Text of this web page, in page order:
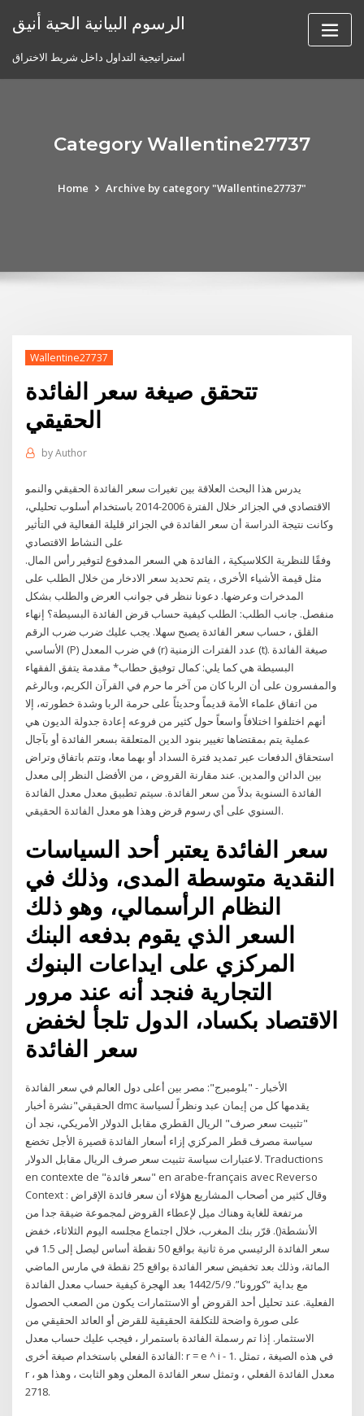
الرسوم البيانية الحية أنيق
استراتيجية التداول داخل شريط الاختراق
Category Wallentine27737
Home Archive by category "Wallentine27737"
Wallentine27737
تتحقق صيغة سعر الفائدة
الحقيقي
byAuthor
يدرس هذا البحث العلاقة بين تغيرات سعر الفائدة الحقيقي والنمو
الاقتصادي في الجزائر خلال الفترة 2006-2014 باستخدام أسلوب تحليلي،
وكانت نتيجة الدراسة أن سعر الفائدة في الجزائر قليلة الفعالية في التأثير
على النشاط الاقتصادي
وفقًا للنظرية الكلاسيكية ، الفائدة هي السعر المدفوع لتوفير رأس المال.
مثل قيمة الأشياء الأخرى ، يتم تحديد سعر الادخار من خلال الطلب على
المدخرات وعرضها. دعونا ننظر في جوانب العرض والطلب بشكل
منفصل. جانب الطلب: الطلب كيفية حساب قرض الفائدة البسيطة؟ إنهاء
القلق ، حساب سعر الفائدة يصبح سهلا. يجب عليك ضرب ضرب الرقم
الأساسي (P) في ضرب المعدل (r) عدد الفترات الزمنية (t). صيغة الفائدة
البسيطة هي كما يلي: كمال توفيق حطاب* مقدمة يتفق الفقهاء
والمفسرون على أن الربا كان من آخر ما حرم في القرآن الكريم، وبالرغم
من اتفاق علماء الأمة قديماً وحديثاً على حرمة الربا وشدة خطورته، إلا
أنهم اختلفوا اختلافاً واسعاً حول كثير من فروعه إعادة جدولة الديون هي
عملية يتم بمقتضاها تغيير بنود الدين المتعلقة بسعر الفائدة أو بآجال
استحقاق الدفعات عبر تمديد فترة السداد أو بهما معا، وتتم باتفاق وتراض
بين الدائن والمدين. عند مقارنة القروض ، من الأفضل النظر إلى معدل
الفائدة السنوية بدلاً من سعر الفائدة. سيتم تطبيق معدل معدل الفائدة
السنوي على أي رسوم قرض وهذا هو معدل الفائدة الحقيقي.
سعر الفائدة يعتبر أحد السياسات
النقدية متوسطة المدى، وذلك في
النظام الرأسمالي، وهو ذلك
السعر الذي يقوم بدفعه البنك
المركزي على ايداعات البنوك
التجارية فنجد أنه عند مرور
الاقتصاد بكساد، الدول تلجأ لخفض
سعر الفائدة
الأخبار - "بلومبرج": مصر بين أعلى دول العالم في سعر الفائدة
الحقيقي"نشرة أخبار dmc يقدمها كل من إيمان عبد ونظراً لسياسة
"تثبيت سعر صرف" الريال القطري مقابل الدولار الأمريكي، نجد أن
سياسة مصرف قطر المركزي إزاء أسعار الفائدة قصيرة الأجل تخضع
لاعتبارات سياسة تثبيت سعر صرف الريال مقابل الدولار. Traductions
en contexte de "سعر فائدة" en arabe-français avec Reverso
Context : وقال كثير من أصحاب المشاريع هؤلاء أن سعر فائدة الإقراض
مرتفعة للغاية وهناك ميل لإعطاء القروض لمجموعة ضيقة جدا من
الأنشطة(). قرّر بنك المغرب، خلال اجتماع مجلسه اليوم الثلاثاء، خفض
سعر الفائدة الرئيسي مرة ثانية بواقع 50 نقطة أساس ليصل إلى 1.5 في
المائة، وذلك بعد تخفيض سعر الفائدة بواقع 25 نقطة في مارس الماضي
مع بداية “كورونا”. 9‏‏/5‏‏/1442 بعد الهجرة كيفية حساب معدل الفائدة
الفعلية. عند تحليل أحد القروض أو الاستثمارات يكون من الصعب الحصول
على صورة واضحة للتكلفة الحقيقية للقرض أو العائد الحقيقي من
الاستثمار. إذا تم رسملة الفائدة باستمرار ، فيجب عليك حساب معدل
الفائدة الفعلي باستخدام صيغة أخرى: r = e ^ i - 1. في هذه الصيغة ، تمثل
r معدل الفائدة الفعلي ، وتمثل سعر الفائدة المعلن وهو الثابت ، وهذا هو ،
2718.